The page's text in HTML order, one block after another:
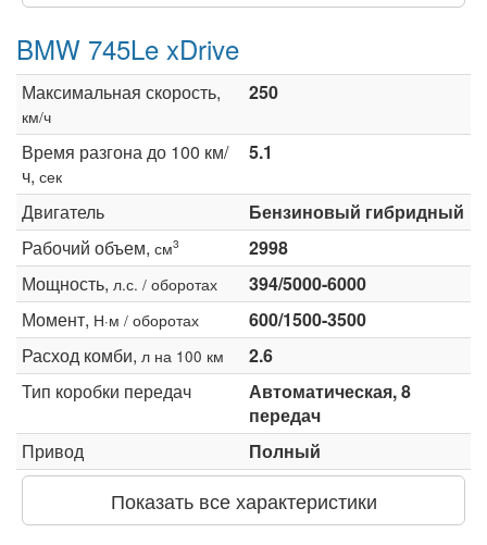
BMW 745Le xDrive
Максимальная скорость,
км/ч
250
Время разгона до 100 км/
ч, сек
5.1
Двигатель
Бензиновый гибридный
Рабочий объем, см3
2998
Мощность, л.с. / оборотах
394/5000-6000
Момент, Н·м / оборотах
600/1500-3500
Расход комби, л на 100 км
2.6
Тип коробки передач
Автоматическая, 8
передач
Привод
Полный
Показать все характеристики